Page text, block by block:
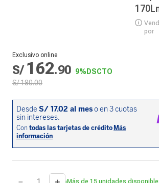
por
Exclusivo online
S/ 162.90 9% DSCTO
S/180.00
¡Más de 15 unidades